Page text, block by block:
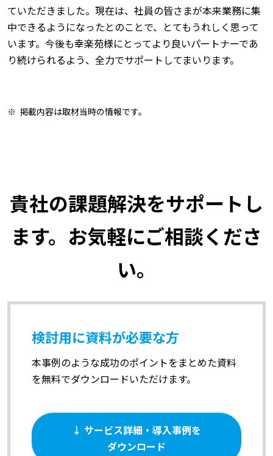
ていただきました。現在は、社員の皆さまが本来業務に集
中できるようになったとのことで、とてもうれしく思って
います。今後も幸楽苑様にとってより良いパートナーであ
り続けられるよう、全力でサポートしてまいります。
掲載内容は取材当時の情報です。
貴社の課題解決をサポートし
ます。お気軽にご相談くださ
い。
検討用に資料が必要な方
本事例のような成功のポイントをまとめた資料
を無料でダウンロードいただけます。
↓ サービス詳細・導入事例を
ダウンロード